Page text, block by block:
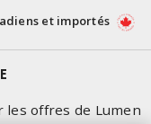
et importés
offres de Lumen